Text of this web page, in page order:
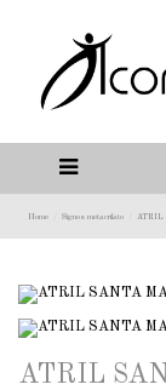
Home Signos metacrilato ATRIL
ATRIL